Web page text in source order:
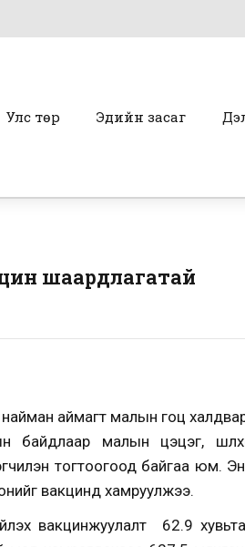
Улс төр Эдийн засаг
шаардлагатай
аймагт малын гоц
байдлаар малын цэцэг,
тогтоогоод байгаа юм.
вакцинд хамруулжээ.
вакцинжуулалт 62.9